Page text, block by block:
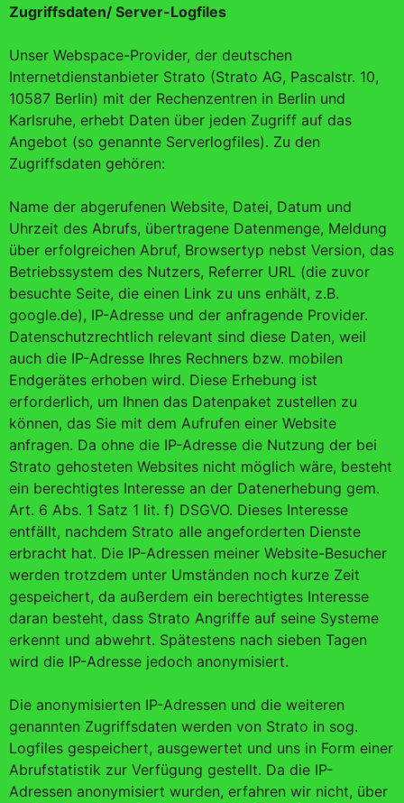
Zugriffsdaten/ Server-Logfiles
Unser Webspace-Provider, der deutschen
Internetdienstanbieter Strato (Strato AG, Pascalstr. 10,
10587 Berlin) mit der Rechenzentren in Berlin und
Karlsruhe, erhebt Daten über jeden Zugriff auf das
Angebot (so genannte Serverlogfiles). Zu den
Zugriffsdaten gehören:
Name der abgerufenen Website, Datei, Datum und
Uhrzeit des Abrufs, übertragene Datenmenge, Meldung
über erfolgreichen Abruf, Browsertyp nebst Version, das
Betriebssystem des Nutzers, Referrer URL (die zuvor
besuchte Seite, die einen Link zu uns enhält, z.B.
google.de), IP-Adresse und der anfragende Provider.
Datenschutzrechtlich relevant sind diese Daten, weil
auch die IP-Adresse Ihres Rechners bzw. mobilen
Endgerätes erhoben wird. Diese Erhebung ist
erforderlich, um Ihnen das Datenpaket zustellen zu
können, das Sie mit dem Aufrufen einer Website
anfragen. Da ohne die IP-Adresse die Nutzung der bei
Strato gehosteten Websites nicht möglich wäre, besteht
ein berechtigtes Interesse an der Datenerhebung gem.
Art. 6 Abs. 1 Satz 1 lit. f) DSGVO. Dieses Interesse
entfällt, nachdem Strato alle angeforderten Dienste
erbracht hat. Die IP-Adressen meiner Website-Besucher
werden trotzdem unter Umständen noch kurze Zeit
gespeichert, da außerdem ein berechtigtes Interesse
daran besteht, dass Strato Angriffe auf seine Systeme
erkennt und abwehrt. Spätestens nach sieben Tagen
wird die IP-Adresse jedoch anonymisiert.
Die anonymisierten IP-Adressen und die weiteren
genannten Zugriffsdaten werden von Strato in sog.
Logfiles gespeichert, ausgewertet und uns in Form einer
Abrufstatistik zur Verfügung gestellt. Da die IP-
Adressen anonymisiert wurden, erfahren wir nicht, über